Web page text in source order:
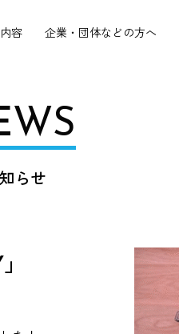
容 企業・団体などの方へ
らせ